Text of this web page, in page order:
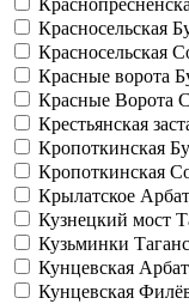
Красносельская
Красносельская
Красные ворота
Красные Ворота
Крестьянская
Кропоткинская
Кропоткинская
Крылатское
Кузнецкий мост
Кузьминки
Кунцевская
Кунцевская